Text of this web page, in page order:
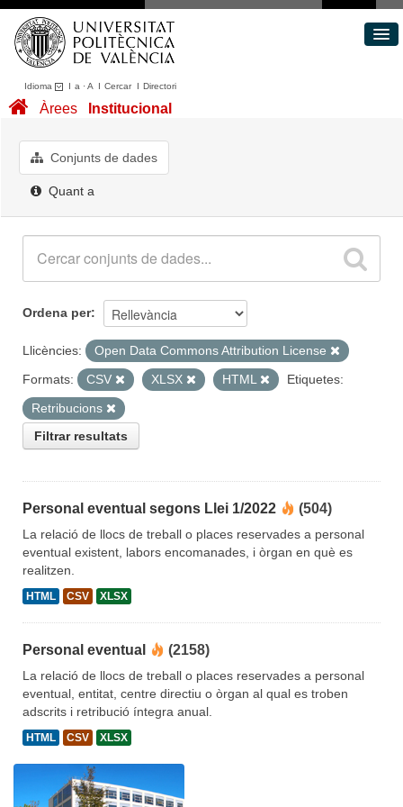
Idioma I a ·A I CercarI Directori
Conjunts de dades
Quant a
Àrees Institucional
Conjunts de dades
Quant a
Ordena per
Llicències:
Open Data Commons Attribution License
Formats:
CSV XLSX HTML
Etiquetes:
Retribucions
Filtrar resultats
Personal eventual segons Llei 1/2022 (504)
La relació de llocs de treball o places reservades a personal
eventual existent, labors encomanades, i òrgan en què es
realitzen.
HTML CSV XLSX
Personal eventual (2158)
La relació de llocs de treball o places reservades a personal
eventual, entitat, centre directiu o òrgan al qual es troben
adscrits i retribució íntegra anual.
HTML CSV XLSX